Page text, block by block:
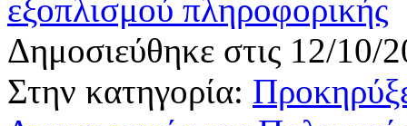
εξοπλισμού πληροφορικής
Δημοσιεύθηκε στις 12/10/
Στην κατηγορία: